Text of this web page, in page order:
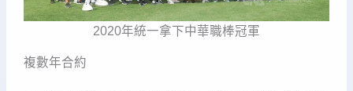
2020年統一拿下中華職棒冠軍
複數年合約